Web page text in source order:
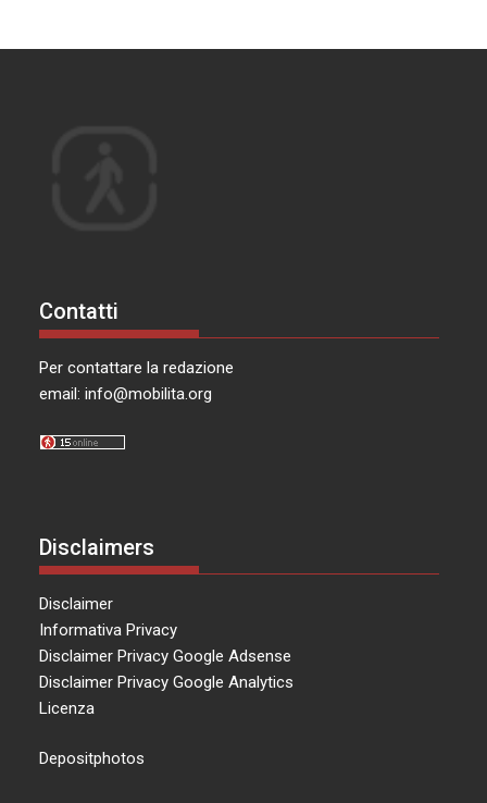
Contatti
Per contattare la redazione
email:info@mobilita.org
Disclaimers
Disclaimer
Informativa Privacy
Disclaimer Privacy Google Adsense
Disclaimer Privacy Google Analytics
Licenza
Depositphotos